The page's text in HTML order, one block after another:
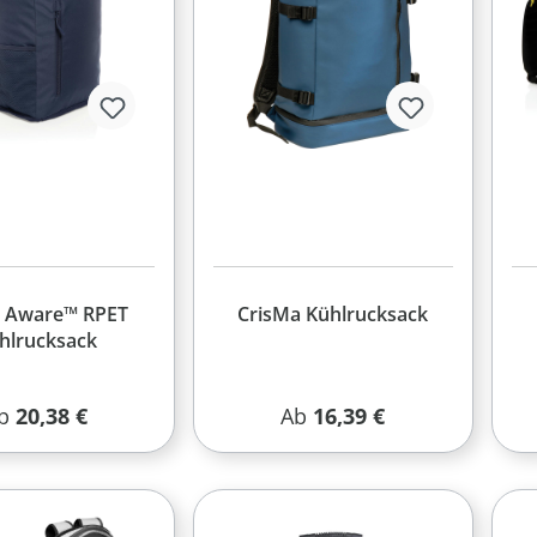
RPET
Preis:
20,38 €
CrisMa Kühlrucksack
Regulärer Preis:
Ab 16,39 €